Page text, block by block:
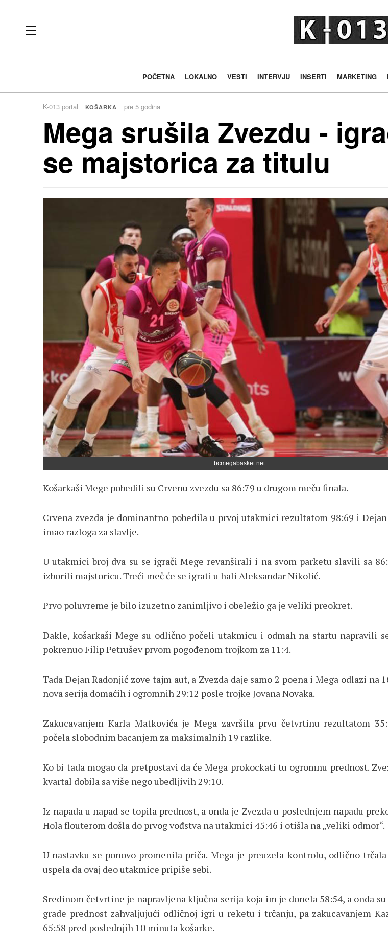
OFF CANVAS
POČETNA LOKALNO VESTI INTERVJU INSERTI MARKETING
K-013 portal KOŠARKA pre 5 godina
Mega srušila Zvezdu -
se majstorica za titulu
bcmegabasket.net
Košarkaši Mege pobedili su Crvenu zvezdu sa 86:79 u drugom meču finala.
Crvena zvezda je dominantno pobedila u prvoj utakmici rezultatom 98:69 i
imao razloga za slavlje.
U utakmici broj dva su se igrači Mege revanširali i na svom parketu slavili sa
izborili majstoricu. Treći meč će se igrati u hali Aleksandar Nikolić.
Prvo poluvreme je bilo izuzetno zanimljivo i obeležio ga je veliki preokret.
Dakle, košarkaši Mege su odlično počeli utakmicu i odmah na startu napravili
pokrenuo Filip Petrušev prvom pogođenom trojkom za 11:4.
Tada Dejan Radonjić zove tajm aut, a Zvezda daje samo 2 poena i Mega odlazi na
nova serija domaćih i ogromnih 29:12 posle trojke Jovana Novaka.
Zakucavanjem Karla Matkovića je Mega završila prvu četvrtinu rezultatom
počela slobodnim bacanjem za maksimalnih 19 razlike.
Ko bi tada mogao da pretpostavi da će Mega prokockati tu ogromnu prednost.
kvartal dobila sa više nego ubedljivih 29:10.
Iz napada u napad se topila prednost, a onda je Zvezda u poslednjem napadu
Hola flouterom došla do prvog vođstva na utakmici 45:46 i otišla na „veliki odmor“.
U nastavku se ponovo promenila priča. Mega je preuzela kontrolu, odlično
uspela da ovaj deo utakmice pripiše sebi.
Sredinom četvrtine je napravljena ključna serija koja im je donela 58:54, a onda
grade prednost zahvaljujući odličnoj igri u reketu i trčanju, pa zakucavanjem
65:58 pred poslednjih 10 minuta košarke.